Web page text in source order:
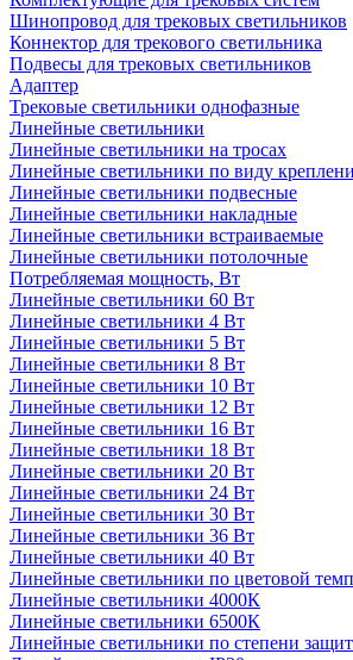
Шинопровод для трековых светильников
Коннектор для трекового светильника
Подвесы для трековых светильников
Адаптер
Трековые светильники однофазные
Линейные светильники
Линейные светильники на тросах
Линейные светильники по виду
Линейные светильники подвесные
Линейные светильники накладные
Линейные светильники встраиваемые
Линейные светильники потолочные
Потребляемая мощность, Вт
Линейные светильники 60 Вт
Линейные светильники 4 Вт
Линейные светильники 5 Вт
Линейные светильники 8 Вт
Линейные светильники 10 Вт
Линейные светильники 12 Вт
Линейные светильники 16 Вт
Линейные светильники 18 Вт
Линейные светильники 20 Вт
Линейные светильники 24 Вт
Линейные светильники 30 Вт
Линейные светильники 36 Вт
Линейные светильники 40 Вт
Линейные светильники по цветовой
Линейные светильники 4000К
Линейные светильники 6500К
Линейные светильники по степени